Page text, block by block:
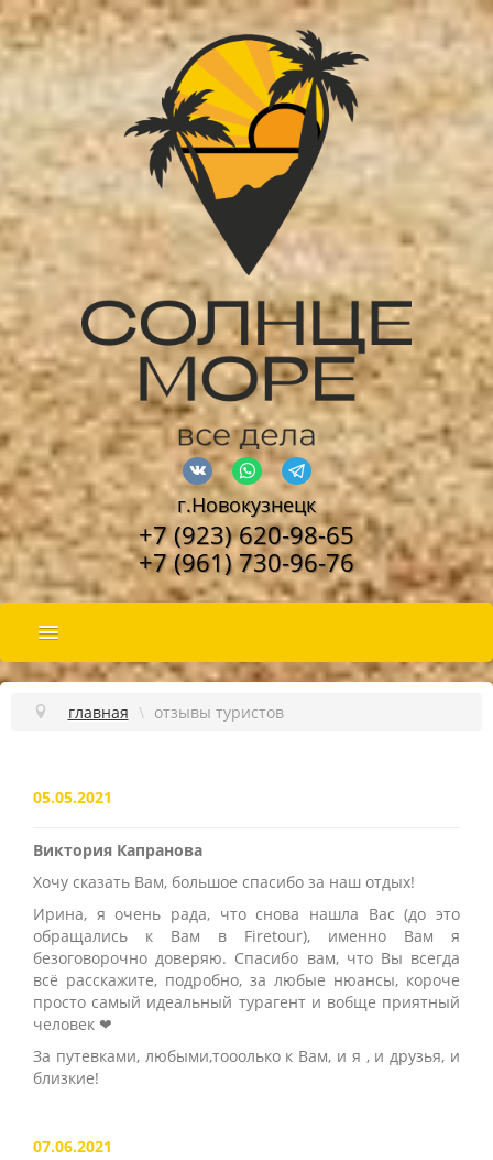
г.Новокузнецк
+7 (923) 620-98-65
+7 (961) 730-96-76
ПОДБОР ТУРА
ГОРЯЩИЕ ТУРЫ
НАШИ УСЛУГИ
О КОМПАНИИ
СТРАНЫ И ОТЕЛИ
НАШИ АКЦИИ
главная \ отзывы туристов
05.05.2021
Виктория Капранова
Хочу сказать Вам, большое спасибо за наш отдых!
Ирина, я очень рада, что снова нашла Вас (до это
обращались к Вам в Firetour), именно Вам я
безоговорочно доверяю. Спасибо вам, что Вы всегда
всё расскажите, подробно, за любые нюансы, короче
просто самый идеальный турагент и вобще приятный
человек ❤
За путевками, любыми,тооолько к Вам, и я , и друзья, и
близкие!
07.06.2021